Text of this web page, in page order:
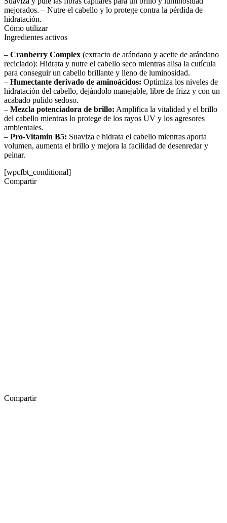
mejorados. – Nutre el cabello y lo protege contra la pérdida de
hidratación.
Cómo utilizar
Ingredientes activos
– Cranberry Complex (extracto de arándano y aceite de arándano
reciclado): Hidrata y nutre el cabello seco mientras alisa la cutícula
para conseguir un cabello brillante y lleno de luminosidad.
– Humectante derivado de aminoácidos: Optimiza los niveles de
hidratación del cabello, dejándolo manejable, libre de frizz y con un
acabado pulido sedoso.
– Mezcla potenciadora de brillo: Amplifica la vitalidad y el brillo
del cabello mientras lo protege de los rayos UV y los agresores
ambientales.
– Pro-Vitamin B5: Suaviza e hidrata el cabello mientras aporta
volumen, aumenta el brillo y mejora la facilidad de desenredar y
peinar.
[wpcfbt_conditional]
Compartir
Compartir